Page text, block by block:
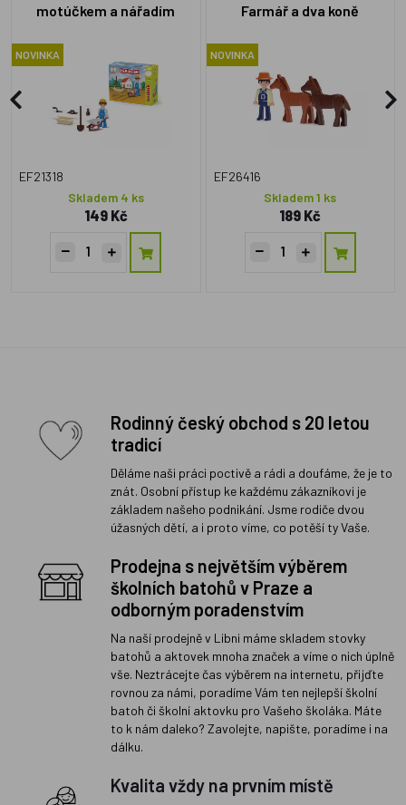
motúčkem a nářadím
NOVINKA
EF21318
Skladem 4 ks
149 Kč
Farmář a dva koně
NOVINKA
EF26416
Skladem 1 ks
189 Kč
Rodinný český obchod s 20 letou
tradicí
Děláme naši práci poctivě a rádi a doufáme, že je to
znát. Osobní přístup ke každému zákazníkovi je
základem našeho podnikání. Jsme rodiče dvou
úžasných dětí, a i proto víme, co potěší ty Vaše.
Prodejna s největším výběrem
školních batohů v Praze a
odborným poradenstvím
Na naší prodejně v Libni máme skladem stovky
batohů a aktovek mnoha značek a víme o nich úplně
vše. Neztrácejte čas výběrem na internetu, přijďte
rovnou za námi, poradíme Vám ten nejlepší školní
batoh či školní aktovku pro Vašeho školáka. Máte
to k nám daleko? Zavolejte, napište, poradíme i na
dálku.
Kvalita vždy na prvním místě